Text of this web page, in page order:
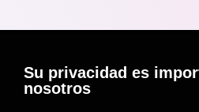
Su privacidad es
nosotros